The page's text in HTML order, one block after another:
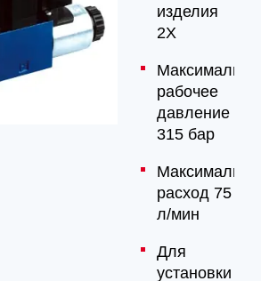
изделия
2X
рабочее
давление
315 бар
расход 75
л/мин
Для
установки